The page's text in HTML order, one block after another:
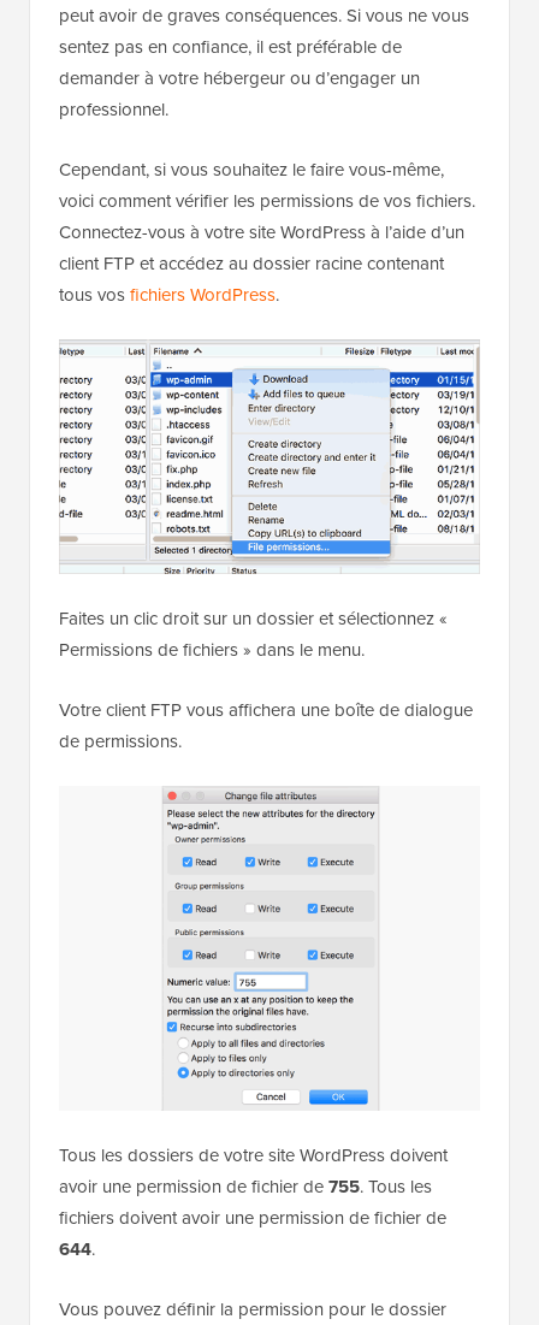
peut avoir de graves conséquences. Si vous ne vous
sentez pas en confiance, il est préférable de
demander à votre hébergeur ou d’engager un
professionnel.
Cependant, si vous souhaitez le faire vous-même,
voici comment vérifier les permissions de vos fichiers.
Connectez-vous à votre site WordPress à l’aide d’un
client FTP et accédez au dossier racine contenant
tous vosfichiers WordPress.
Faites un clic droit sur un dossier et sélectionnez «
Permissions de fichiers » dans le menu.
Votre client FTP vous affichera une boîte de dialogue
de permissions.
Tous les dossiers de votre site WordPress doivent
avoir une permission de fichier de755. Tous les
fichiers doivent avoir une permission de fichier de
644.
Vous pouvez définir la permission pour le dossier